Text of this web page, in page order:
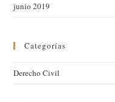
junio 2019
Categorías
Derecho Civil